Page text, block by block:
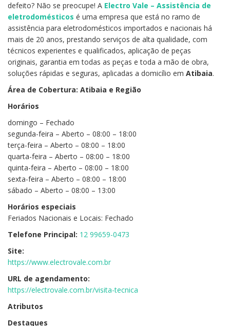
defeito? Não se preocupe! A Electro Vale – Assistência de
eletrodomésticos é uma empresa que está no ramo de
assistência para eletrodomésticos importados e nacionais há
mais de 20 anos, prestando serviços de alta qualidade, com
técnicos experientes e qualificados, aplicação de peças
originais, garantia em todas as peças e toda a mão de obra,
soluções rápidas e seguras, aplicadas a domicílio em Atibaia.
Área de Cobertura: Atibaia e Região
Horários
domingo – Fechado
segunda-feira – Aberto – 08:00 – 18:00
terça-feira – Aberto – 08:00 – 18:00
quarta-feira – Aberto – 08:00 – 18:00
quinta-feira – Aberto – 08:00 – 18:00
sexta-feira – Aberto – 08:00 – 18:00
sábado – Aberto – 08:00 – 13:00
Horários especiais
Feriados Nacionais e Locais: Fechado
Telefone Principal: 12 99659-0473
Site:
https://www.electrovale.com.br
URL de agendamento:
https://electrovale.com.br/visita-tecnica
Atributos
Destaques